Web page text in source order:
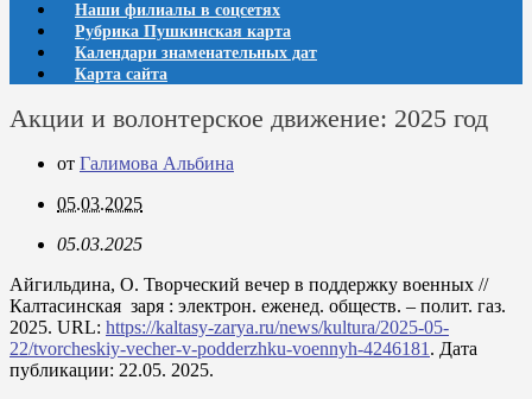
Наши филиалы в соцсетях
Рубрика Пушкинская карта
Календари знаменательных дат
Карта сайта
Акции и волонтерское движение: 2025 год
от Галимова Альбина
05.03.2025
05.03.2025
Айгильдина, О. Творческий вечер в поддержку военных //
Калтасинская заря : электрон. еженед. обществ. – полит. газ.
2025. URL: https://kaltasy-zarya.ru/news/kultura/2025-05-
22/tvorcheskiy-vecher-v-podderzhku-voennyh-4246181 . Дата
публикации: 22.05. 2025.